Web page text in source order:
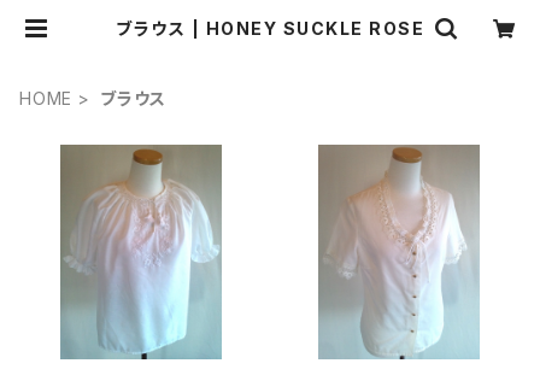
ブラウス | HONEY SUCKLE ROSE
HOME ブラウス